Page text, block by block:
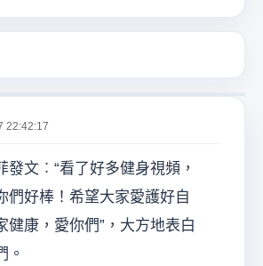
22:42:17
發文︰“看了好多健身視頻，
們好棒！希望大家愛護好自
健康，愛你們”，大方地表白
。